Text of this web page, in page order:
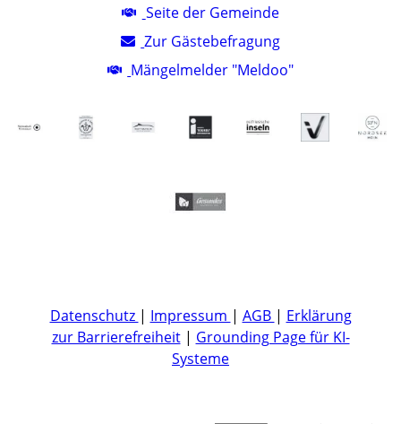
Seite der Gemeinde
Zur Gästebefragung
Mängelmelder "Meldoo"
Datenschutz | Impressum | AGB | Erklärung
zur Barrierefreiheit| Grounding Page für KI-
Systeme